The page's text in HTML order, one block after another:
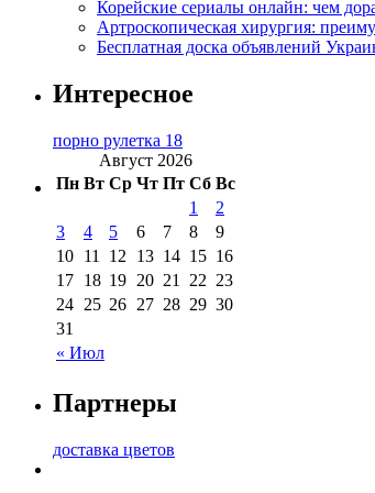
Корейские сериалы онлайн: чем
Артроскопическая хирургия:
Бесплатная доска объявлений
Интересное
порно рулетка 18
Август 2026
Пн Вт Ср Чт Пт Сб Вс
« Июл
1
2
3
4 5 6 7 8
9
10 11 12 13 14 15 16
17 18 19 20 21 22 23
24 25 26 27 28 29 30
31
Партнеры
доставка цветов